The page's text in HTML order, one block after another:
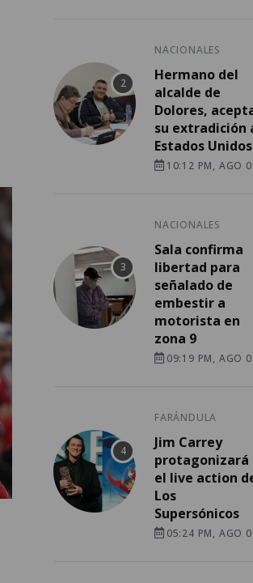
NACIONALES
Hermano del
alcalde de
Dolores,
su extradición
Estados Unidos
10:12 PM, AGO
NACIONALES
Sala confirma
libertad para
señalado de
embestir a
motorista en
zona 9
09:19 PM, AGO
FARÁNDULA
Jim Carrey
protagonizará
el live action
Los
Supersónicos
05:24 PM, AGO